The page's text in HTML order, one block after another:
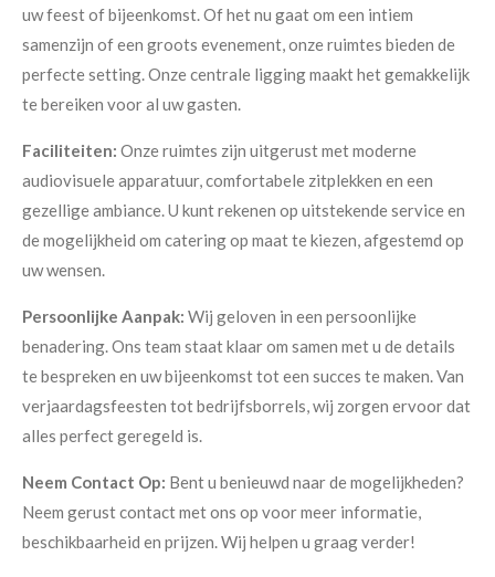
uw feest of bijeenkomst. Of het nu gaat om een intiem
samenzijn of een groots evenement, onze ruimtes bieden de
perfecte setting. Onze centrale ligging maakt het gemakkelijk
te bereiken voor al uw gasten.
Faciliteiten: Onze ruimtes zijn uitgerust met moderne
audiovisuele apparatuur, comfortabele zitplekken en een
gezellige ambiance. U kunt rekenen op uitstekende service en
de mogelijkheid om catering op maat te kiezen, afgestemd op
uw wensen.
Persoonlijke Aanpak: Wij geloven in een persoonlijke
benadering. Ons team staat klaar om samen met u de details
te bespreken en uw bijeenkomst tot een succes te maken. Van
verjaardagsfeesten tot bedrijfsborrels, wij zorgen ervoor dat
alles perfect geregeld is.
Neem Contact Op: Bent u benieuwd naar de mogelijkheden?
Neem gerust contact met ons op voor meer informatie,
beschikbaarheid en prijzen. Wij helpen u graag verder!